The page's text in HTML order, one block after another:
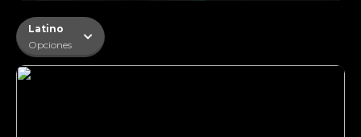
Latino
Opciones